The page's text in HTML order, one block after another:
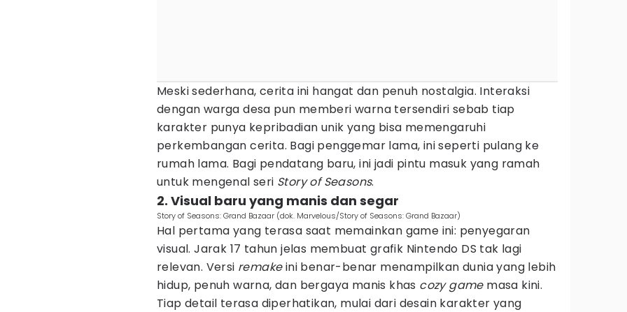
Meski sederhana, cerita ini hangat dan penuh nostalgia. Interaksi
dengan warga desa pun memberi warna tersendiri sebab tiap
karakter punya kepribadian unik yang bisa memengaruhi
perkembangan cerita. Bagi penggemar lama, ini seperti pulang ke
rumah lama. Bagi pendatang baru, ini jadi pintu masuk yang ramah
untuk mengenal seri Story of Seasons.
2. Visual baru yang manis dan segar
Story of Seasons: Grand Bazaar (dok. Marvelous/Story of Seasons: Grand Bazaar)
Hal pertama yang terasa saat memainkan game ini: penyegaran
visual. Jarak 17 tahun jelas membuat grafik Nintendo DS tak lagi
relevan. Versi remakeini benar-benar menampilkan dunia yang lebih
hidup, penuh warna, dan bergaya manis khas cozy game masa kini.
Tiap detail terasa diperhatikan, mulai dari desain karakter yang